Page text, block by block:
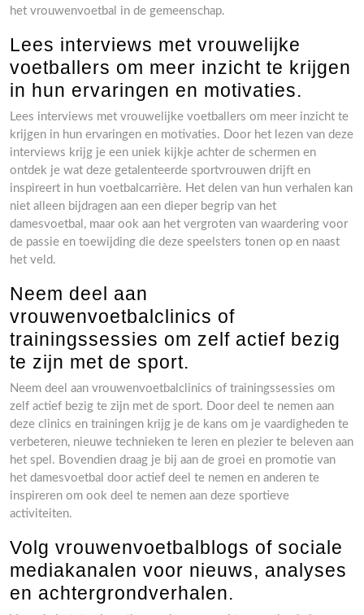
het vrouwenvoetbal in de gemeenschap.
Lees interviews met vrouwelijke
voetballers om meer inzicht te krijgen
in hun ervaringen en motivaties.
Lees interviews met vrouwelijke voetballers om meer inzicht te
krijgen in hun ervaringen en motivaties. Door het lezen van deze
interviews krijg je een uniek kijkje achter de schermen en
ontdek je wat deze getalenteerde sportvrouwen drijft en
inspireert in hun voetbalcarrière. Het delen van hun verhalen kan
niet alleen bijdragen aan een dieper begrip van het
damesvoetbal, maar ook aan het vergroten van waardering voor
de passie en toewijding die deze speelsters tonen op en naast
het veld.
Neem deel aan
vrouwenvoetbalclinics of
trainingssessies om zelf actief bezig
te zijn met de sport.
Neem deel aan vrouwenvoetbalclinics of trainingssessies om
zelf actief bezig te zijn met de sport. Door deel te nemen aan
deze clinics en trainingen krijg je de kans om je vaardigheden te
verbeteren, nieuwe technieken te leren en plezier te beleven aan
het spel. Bovendien draag je bij aan de groei en promotie van
het damesvoetbal door actief deel te nemen en anderen te
inspireren om ook deel te nemen aan deze sportieve
activiteiten.
Volg vrouwenvoetbalblogs of sociale
mediakanalen voor nieuws, analyses
en achtergrondverhalen.